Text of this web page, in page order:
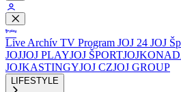
Live Archív TV Program JOJ 24 JOJ
JOJJOJ PLAYJOJ ŠPORTJOJKO
JOJKASTINGYJOJ CZJOJ GROUP
LIFESTYLE